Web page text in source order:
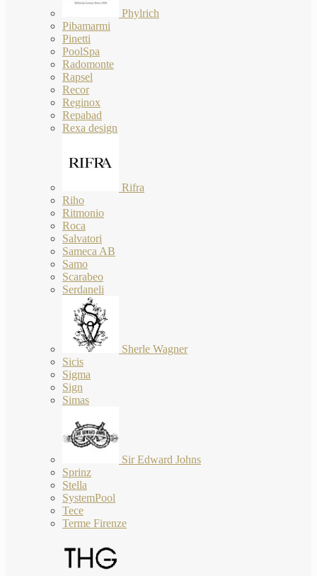
Phylrich
Pibamarmi
Pinetti
PoolSpa
Radomonte
Rapsel
Recor
Reginox
Repabad
Rexa design
Rifra
Riho
Ritmonio
Roca
Salvatori
Sameca AB
Samo
Scarabeo
Serdaneli
Sherle Wagner
Sicis
Sigma
Sign
Simas
Sir Edward Johns
Sprinz
Stella
SystemPool
Tece
Terme Firenze